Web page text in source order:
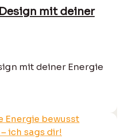
mit deiner
mit deiner Energie